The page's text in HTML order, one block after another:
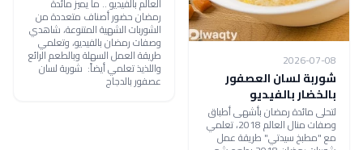
2026-07-08
شوربة لسان العصفور
بالخضار بالفيديو
لتحلى مائدة رمضان بأشهى أطباق
وصفات منال العالم 2018، تعلمي
مع "مطبخ سيدتي" طريقة عمل
رمضان حضور أصناف متعددة من
الشوربات الشهية المتنوعة، شاهدي
وصفات رمضان بالفيديو، وتعلمي
طريقة العمل السهلة وبالطعم الرائع
واللذيذ تعلمي أيضاً: شوربة لسان
عصفور بالدجاج